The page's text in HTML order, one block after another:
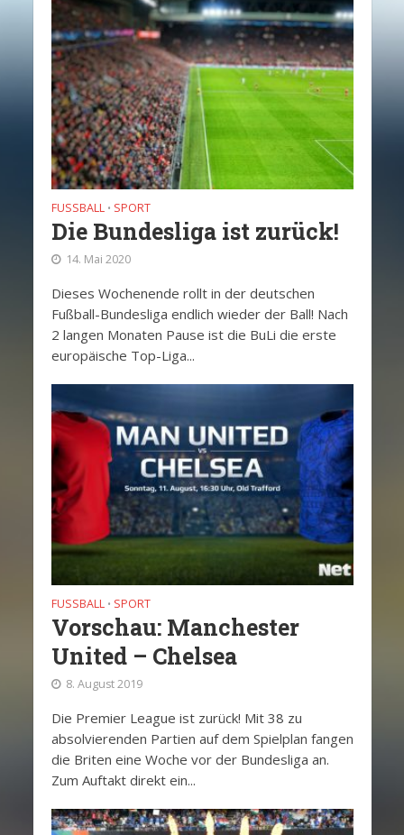
FUSSBALL • SPORT
Die Bundesliga ist zurück!
14. Mai 2020
Dieses Wochenende rollt in der deutschen
Fußball-Bundesliga endlich wieder der Ball! Nach
2 langen Monaten Pause ist die BuLi die erste
europäische Top-Liga...
FUSSBALL • SPORT
Vorschau: Manchester
United – Chelsea
8. August 2019
Die Premier League ist zurück! Mit 38 zu
absolvierenden Partien auf dem Spielplan fangen
die Briten eine Woche vor der Bundesliga an.
Zum Auftakt direkt ein...